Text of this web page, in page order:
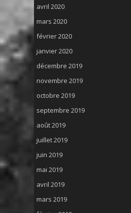
avril 2020
mars 2020
février 2020
janvier 2020
décembre 2019
novembre 2019
octobre 2019
septembre 2019
août 2019
juillet 2019
juin 2019
mai 2019
avril 2019
mars 2019